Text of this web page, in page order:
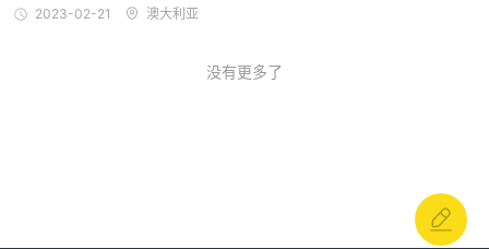
2023-02-21 澳大利亚
没有更多了